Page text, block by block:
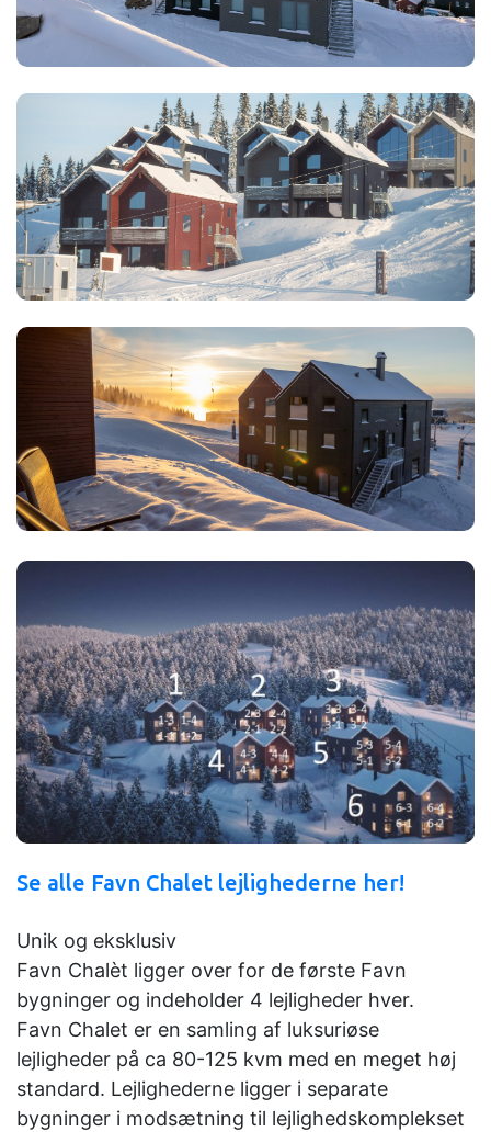
Se alle Favn Chalet lejlighederne her!
Unik og eksklusiv
Favn Chalèt ligger over for de første Favn
bygninger og indeholder 4 lejligheder hver.
Favn Chalet er en samling af luksuriøse
lejligheder på ca 80-125 kvm med en meget høj
standard. Lejlighederne ligger i separate
bygninger i modsætning til lejlighedskomplekset